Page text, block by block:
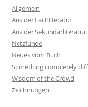
Allgemein
Aus der Fachliteratur
Aus der Sekundärliteratur
Netzfunde
Neues vom Buch
Something completely
Wisdom of the Crowd
Zeichnungen